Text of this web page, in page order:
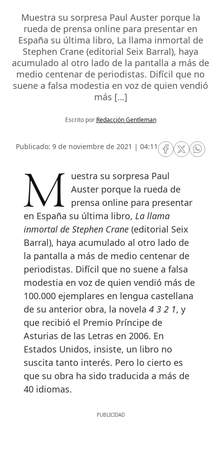
Muestra su sorpresa Paul Auster porque la
rueda de prensa online para presentar en
España su última libro, La llama inmortal de
Stephen Crane (editorial Seix Barral), haya
acumulado al otro lado de la pantalla a más de
medio centenar de periodistas. Difícil que no
suene a falsa modestia en voz de quien vendió
más […]
Escrito por Redacción Gentleman
Publicado: 9 de noviembre de 2021 | 04:11
RRSS Facebook
RRSSRRSS
Muestra su sorpresa Paul
Auster porque la rueda de
prensa online para presentar
en España su última libro, La llama
inmortal de Stephen Crane (editorial Seix
Barral), haya acumulado al otro lado de
la pantalla a más de medio centenar de
periodistas. Difícil que no suene a falsa
modestia en voz de quien vendió más de
100.000 ejemplares en lengua castellana
de su anterior obra, la novela 4 3 2 1, y
que recibió el Premio Príncipe de
Asturias de las Letras en 2006. En
Estados Unidos, insiste, un libro no
suscita tanto interés. Pero lo cierto es
que su obra ha sido traducida a más de
40 idiomas.